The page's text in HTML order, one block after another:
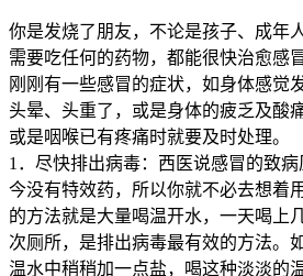
你是发烧了朋友，不论是孩子、成年
需要吃任何的药物，都能很快治愈感冒
刚刚有一些感冒的症状，如身体感觉
头晕、头重了，或是身体的疲乏及酸
或是咽喉已有疼痛时就要及时处理。
1．尽快排出病毒：西医说感冒的致
今没有特效药，所以你就不必去想着
的方法就是大量喝温开水，一天喝上
次厕所，是排出病毒最有效的方法。
温水中稍稍加一点盐，喝这种淡淡的